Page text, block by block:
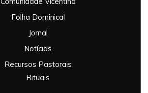
Folha Dominical
Jornal
Notícias
Recursos Pastorais
Rituais